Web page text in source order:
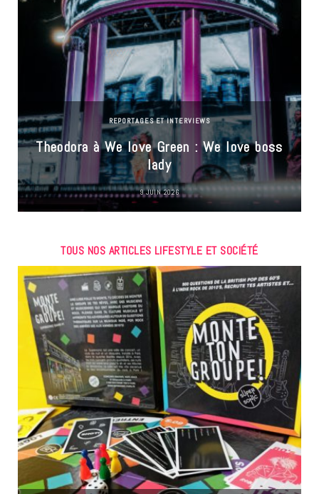
REPORTAGES ET INTERVIEWS
Theodora à We love Green : We love boss
lady
9 JUIN 2026
TOUS NOS ARTICLES LIFESTYLE ET SOCIÉTÉ